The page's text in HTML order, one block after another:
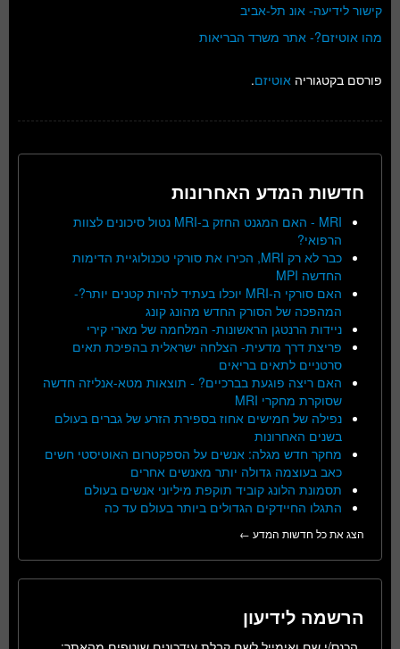
קישור לידיעה- אונ תל-אביב
מהו אוטיזם?- אתר משרד הבריאות
פורסם בקטגוריה אוטיזם.
חדשות המדע האחרונות
MRI - האם המגנט החזק ב-MRI נטול סיכונים לצוות
הרפואי?
כבר לא רק MRI, הכירו את סורקי טכנולוגיית הדימות
החדשה MPI
האם סורקי ה-MRI יוכלו בעתיד להיות קטנים יותר?-
המהפכה של הסורק החדש מהונג קונג
ניידות הרנטגן הראשונות- המלחמה של מארי קירי
פריצת דרך מדעית- הצלחה ישראלית בהפיכת תאים
סרטניים לתאים בריאים
האם ריצה פוגעת בברכיים? - תוצאות מטא-אנליזה חדשה
שסוקרת מחקרי MRI
נפילה של חמישים אחוז בספירת הזרע של גברים בעולם
בשנים האחרונות
מחקר חדש מגלה: אנשים על הספקטרום האוטיסטי חשים
כאב בעוצמה גדולה יותר מאנשים אחרים
תסמונת הלונג קוביד תוקפת מיליוני אנשים בעולם
התגלו החיידקים הגדולים ביותר בעולם עד כה
הצג את כל חדשות המדע ←
הרשמה לידיעון